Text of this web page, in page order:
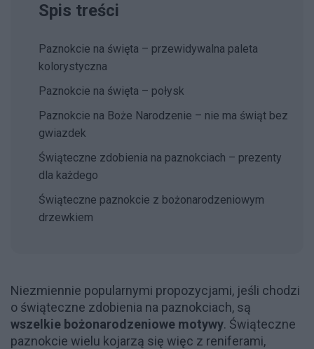
Spis treści
Paznokcie na święta – przewidywalna paleta
kolorystyczna
Paznokcie na święta – połysk
Paznokcie na Boże Narodzenie – nie ma świąt bez
gwiazdek
Świąteczne zdobienia na paznokciach – prezenty
dla każdego
Świąteczne paznokcie z bożonarodzeniowym
drzewkiem
Niezmiennie popularnymi propozycjami, jeśli chodzi
o świąteczne zdobienia na paznokciach, są
wszelkie bożonarodzeniowe motywy. Świąteczne
paznokcie wielu kojarzą się więc z reniferami,